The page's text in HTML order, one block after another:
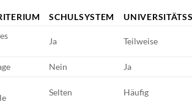
SCHULSYSTEM
Ja Teilweise
Nein
Ja
Selten Häufig